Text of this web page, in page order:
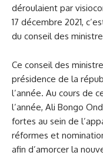
déroulaient par
17 décembre 2021,
du conseil des
Ce conseil des
présidence de la
l’année. Au cours de
l’année, Ali Bongo
fortes au sein de
réformes et
afin d’amorcer la